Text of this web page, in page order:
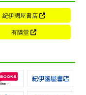
紀伊國屋書店
有隣堂